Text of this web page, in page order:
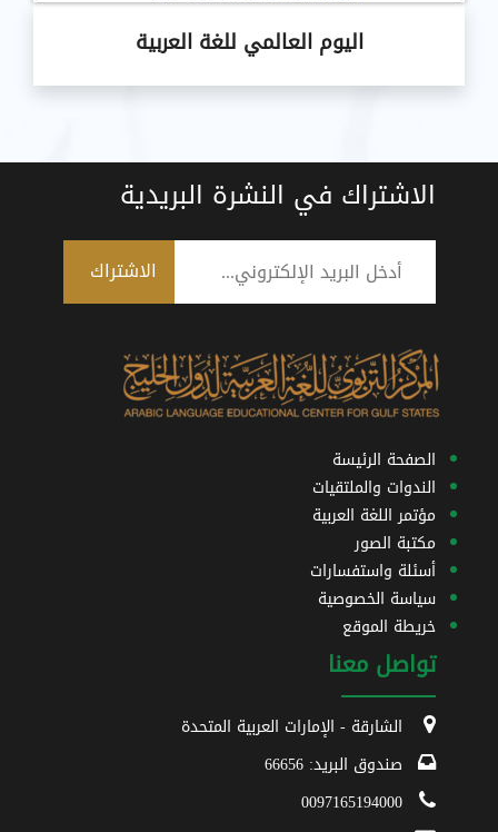
اليوم العالمي للغة العربية
الاشتراك في النشرة البريدية
تواصل معنا
الشارقة - الإمارات العربية المتحدة
صندوق البريد: 66656
0097165194000
الصفحة الرئيسة
الندوات والملتقيات
مؤتمر اللغة العربية
مكتبة الصور
أسئلة واستفسارات
سياسة الخصوصية
خريطة الموقع